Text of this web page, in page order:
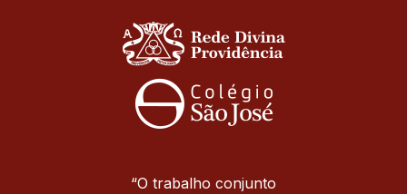
“O trabalho conjunto